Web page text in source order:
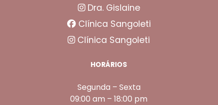
Dra. Gislaine
Clínica Sangoleti
Clínica Sangoleti
HORÁRIOS
Segunda – Sexta
09:00 am – 18:00 pm